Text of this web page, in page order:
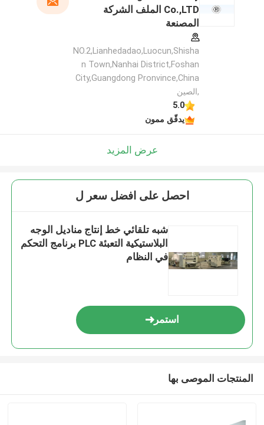
Co.,LTD الملف الشركة
المصنعة
NO.2,Lianhedadao,Luocun,Shisha
n Town,Nanhai District,Foshan
City,Guangdong Pronvince,China
,الصين
5.0
يدقّق ممون
عرض المزيد
احصل على افضل سعر ل
شبه تلقائي خط إنتاج مناديل الوجه
البلاستيكية التعبئة PLC برنامج التحكم
في النظام
استمر
المنتجات الموصى بها